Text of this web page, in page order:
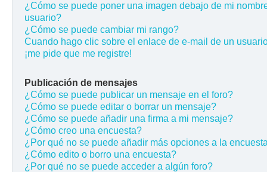
¿Cómo se puede poner una imagen debajo de mi
usuario?
¿Cómo se puede cambiar mi rango?
Cuando hago clic sobre el enlace de e-mail de un
¡me pide que me registre!
Publicación de mensajes
¿Cómo se puede publicar un mensaje en el foro?
¿Cómo se puede editar o borrar un mensaje?
¿Cómo se puede añadir una firma a mi mensaje?
¿Cómo creo una encuesta?
¿Por qué no se puede añadir más opciones a la
¿Cómo edito o borro una encuesta?
¿Por qué no se puede acceder a algún foro?